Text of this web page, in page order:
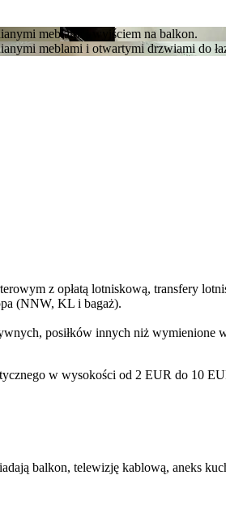
z opłatą lotniskową, transfery
(NNW, KL i bagaż).
posiłków innych niż wymienione
w wysokości od 2 EUR do 10
balkon, telewizję kablową, aneks